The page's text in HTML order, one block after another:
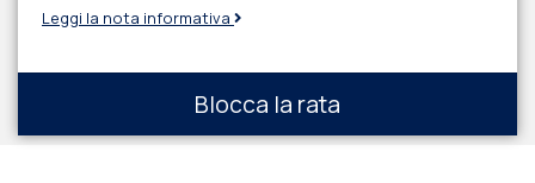
Leggi la nota informativa
Blocca la rata